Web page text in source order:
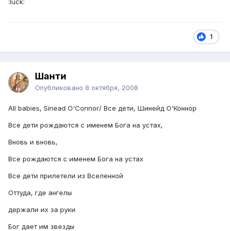
1
Шанти
Опубликовано 8 октября, 2008
All babies, Sinead O'Connor/ Все дети, Шинейд О'Коннор
Все дети рождаются с именем Бога на устах,
Вновь и вновь,
Все рождаются с именем Бога на устах
Все дети прилетели из Вселенной
Оттуда, где ангелы
держали их за руки
Бог дает им звезды